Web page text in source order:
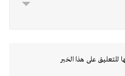
للتعليق على هذا الخبر